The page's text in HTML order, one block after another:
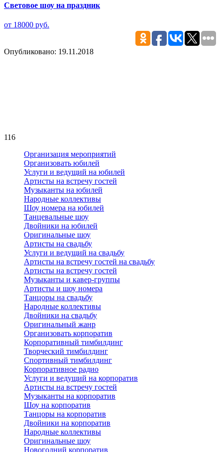
Световое шоу на праздник
от 18000 руб.
Опубликовано: 19.11.2018
116
Организация мероприятий
Организовать юбилей
Услуги и ведущий на юбилей
Артисты на встречу гостей
Музыканты на юбилей
Народные коллективы
Шоу номера на юбилей
Танцевальные шоу
Двойники на юбилей
Оригинальные шоу
Артисты на свадьбу
Услуги и ведущий на свадьбу
Артисты на встречу гостей на свадьбу
Артисты на встречу гостей
Музыканты и кавер-группы
Артисты и шоу номера
Танцоры на свадьбу
Народные коллективы
Двойники на свадьбу
Оригинальный жанр
Организовать корпоратив
Корпоративный тимбилдинг
Творческий тимбилдинг
Спортивный тимбилдинг
Корпоративное радио
Услуги и ведущий на корпоратив
Артисты на встречу гостей
Музыканты на корпоратив
Шоу на корпоратив
Танцоры на корпоратив
Двойники на корпоратив
Народные коллективы
Оригинальные шоу
Новогодний корпоратив